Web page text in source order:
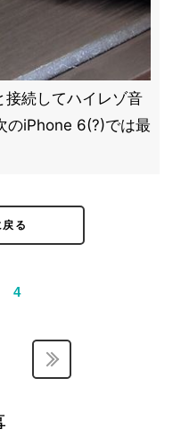
続してハイレゾ音
のiPhone 6(?)では最
る
4